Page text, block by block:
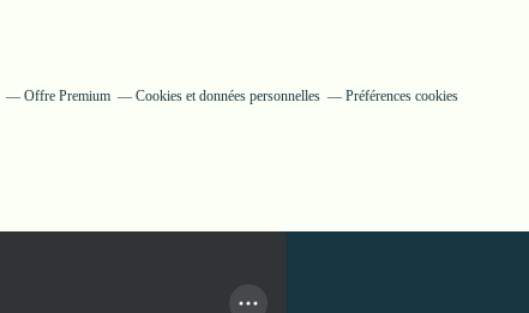
Offre Premium Cookies et données personnelles Préférences cookies